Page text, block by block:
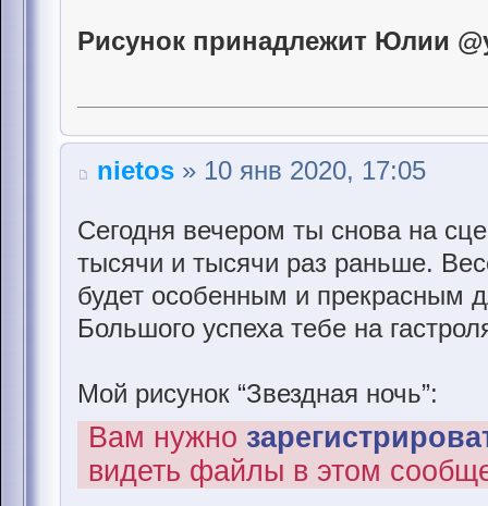
Рисунок принадлежит Юлии
nietos » 10 янв 2020, 17:05
Сегодня вечером ты снова на
тысячи и тысячи раз раньше.
будет особенным и прекрасным
Большого успеха тебе на
Мой рисунок “Звездная ночь”:
Вам нужно
видеть файлы в этом